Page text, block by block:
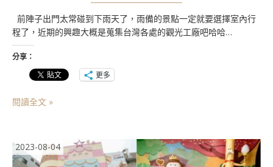
前陣子出門太常碰到下雨天了，雨備的景點一定就要選擇室內行
程了，近期的興趣大概是蒐集台灣各處的觀光工廠吧哈哈…
分享：
更多
閱讀全文 »
2023-08-04